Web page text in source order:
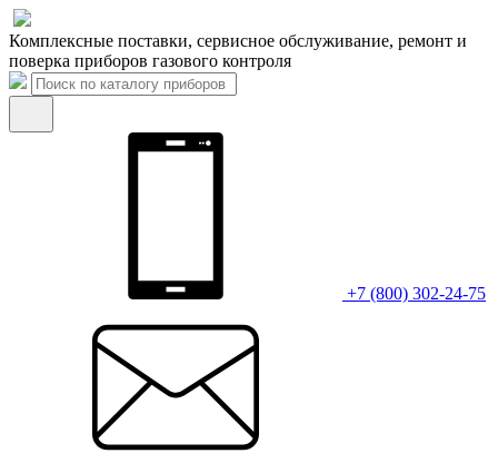
Комплексные поставки, сервисное обслуживание, ремонт и
поверка приборов газового контроля
+7 (800) 302-24-75